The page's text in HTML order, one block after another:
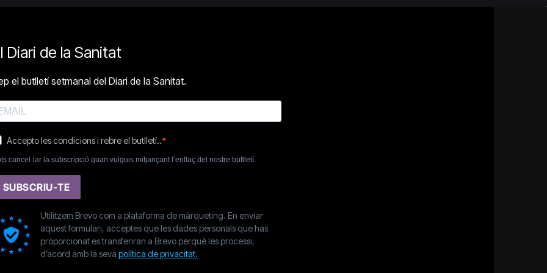
Diari de la Sanitat
el butlletí setmanal del Diari de la Sanitat.
Accepto les condicions i rebre el butlletí..
cancel·lar la subscripció quan vulguis mitjançant l’enllaç del nostre butlletí.
SUBSCRIU-TE
Utilitzem Brevo com a plataforma de màrqueting. En enviar
aquest formulari, acceptes que les dades personals que has
proporcionat es transferiran a Brevo perquè les processi,
d’acord amb la seva política de privacitat.